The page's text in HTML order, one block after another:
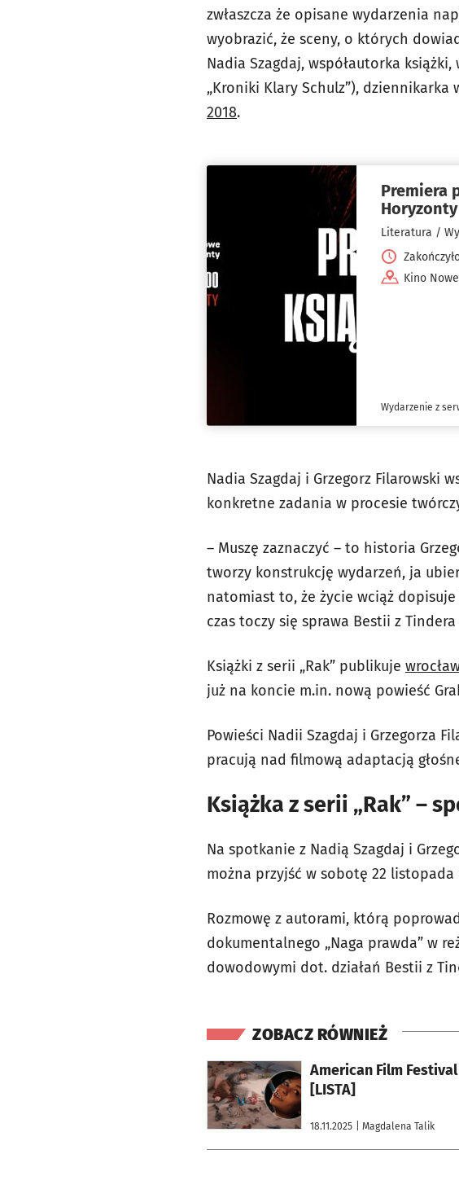
zwłaszcza że opisane wydarzenia
wyobrazić, że sceny, o których
Nadia Szagdaj, współautorka
„Kroniki Klary Schulz”), dziennikarka
2018.
Premiera
Horyzonty
Literatura /
Kino
Wydarzenie z
Nadia Szagdaj i Grzegorz Filarowski
konkretne zadania w procesie
– Muszę zaznaczyć – to historia
tworzy konstrukcję wydarzeń, ja
natomiast to, że życie wciąż
czas toczy się sprawa Bestii z
Książki z serii „Rak” publikuje
już na koncie m.in. nową powieść
Powieści Nadii Szagdaj i Grzegorza
pracują nad filmową adaptacją
Książka z serii „Rak” –
Na spotkanie z Nadią Szagdaj i
można przyjść w sobotę 22
Rozmowę z autorami, którą
dokumentalnego „Naga prawda” w
dowodowymi dot. działań Bestii z
ZOBACZ RÓWNIEŻ
American Film
[LISTA]
18.11.2025 | Magdalena Talik
otworzy się w nowej karcie